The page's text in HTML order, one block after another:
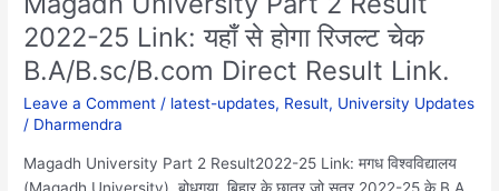
2022-25 Link: यहाँ से होगा रिजल्ट चेक
B.A/B.sc/B.com Direct Result Link.
Leave a Comment / latest-updates, Result, University Updates
/ Dharmendra
Magadh University Part 2 Result2022-25 Link: मगध विश्वविद्यालय
(Magadh University), बोधगया, बिहार के छात्र जो सत्र 2022-25 के B.A,
Direct
Result
Link.